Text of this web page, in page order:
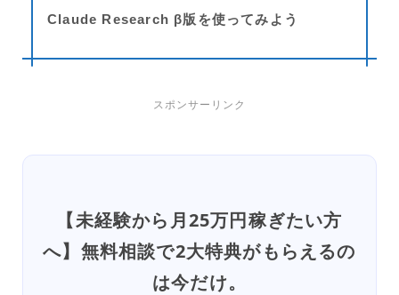
Claude Research β版を使ってみよう
スポンサーリンク
【未経験から月25万円稼ぎたい方
へ】無料相談で2大特典がもらえるの
は今だけ。